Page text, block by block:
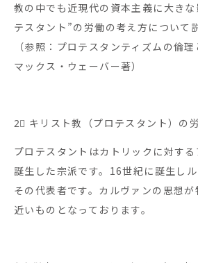
教の中でも近現代の資本主義に大き
テスタント”の労働の考え方について
（参照：プロテスタンティズムの倫理
マックス・ウェーバー著）
2⃣ キリスト教（プロテスタント）の
プロテスタントはカトリックに対す
誕生した宗派です。16世紀に誕生し
その代表者です。カルヴァンの思想
近いものとなっております。